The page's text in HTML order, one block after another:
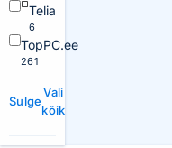
Telia
6
TopPC.ee
261
Sulge
Vali
kõik